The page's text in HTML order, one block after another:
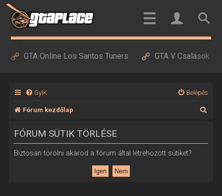
GTA Online Los Santos Tuners GTA V Csalások
GyIK Belépés
Fórum kezdőlap
FÓRUM SÜTIK TÖRLÉSE
Biztosan törölni akarod a fórum által létrehozott sütiket?